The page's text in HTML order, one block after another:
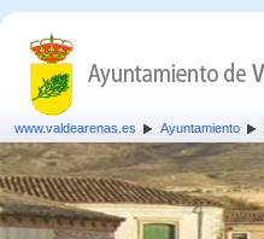
www.valdearenas.es Ayuntamiento